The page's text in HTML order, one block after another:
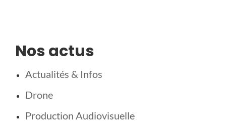
Nos actus
Actualités & Infos
Drone
Production Audiovisuelle